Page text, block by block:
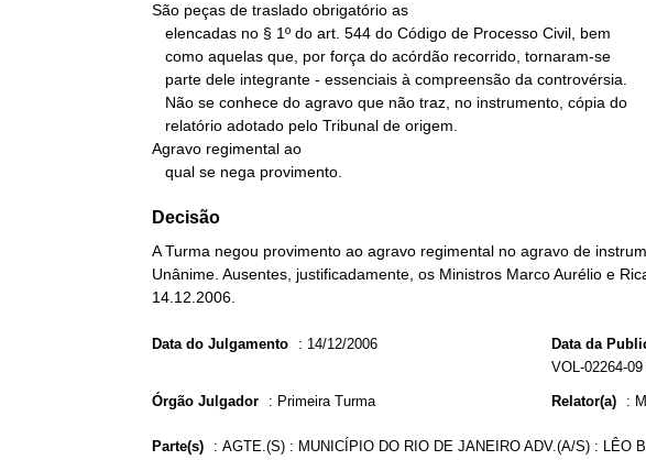
São peças de traslado obrigatório as
Agravo regimental ao
   qual se nega provimento.
Decisão
A Turma negou provimento ao agravo regimental no agravo de
Unânime. Ausentes, justificadamente, os Ministros Marco Aurélio e
14.12.2006.
Data do Julgamento : 14/12/2006 Data da
VOL-02264-
Órgão Julgador : Primeira Turma Relator(a) :
Parte(s) : AGTE.(S) : MUNICÍPIO DO RIO DE JANEIRO ADV.(A/S) : LÊO